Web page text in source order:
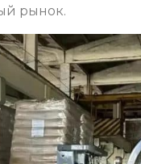
рынок.